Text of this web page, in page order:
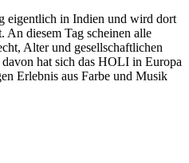
eigentlich in Indien und wird dort
An diesem Tag scheinen alle
Alter und gesellschaftlichen
hat sich das HOLI in Europa
Erlebnis aus Farbe und Musik